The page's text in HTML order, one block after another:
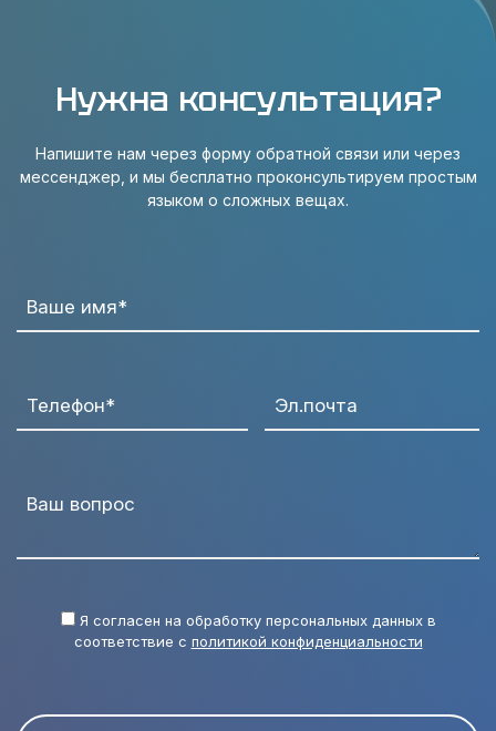
Нужна консультация?
Напишите нам через форму обратной связи или через
мессенджер, и мы бесплатно проконсультируем простым
языком о сложных вещах.
Ваше имя*
Телефон* Эл.почта
Ваш вопрос
Я согласен на обработку персональных данных в
соответствие с политикой конфиденциальности